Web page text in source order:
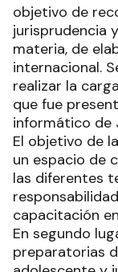
objetivo de
jurisprudencia
materia, de
internacional.
realizar la
que fue
informático de
El objetivo de
un espacio de
las diferentes
capacitación
En segundo
preparatorias